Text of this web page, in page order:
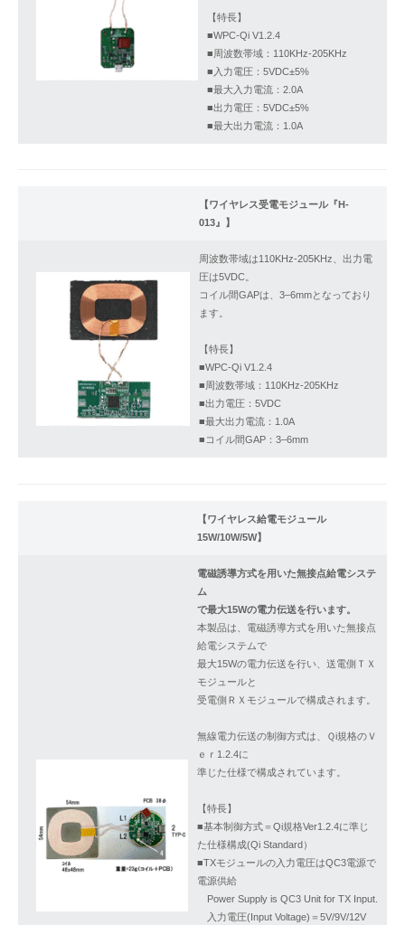
【特長】
■WPC-Qi V1.2.4
■周波数帯域：110KHz-205KHz
■入力電圧：5VDC±5%
■最大入力電流：2.0A
■出力電圧：5VDC±5%
■最大出力電流：1.0A
【ワイヤレス受電モジュール『H-
013』】
周波数帯域は110KHz-205KHz、出力電
圧は5VDC。
コイル間GAPは、3–6mmとなっており
ます。
【特長】
■WPC-Qi V1.2.4
■周波数帯域：110KHz-205KHz
■出力電圧：5VDC
■最大出力電流：1.0A
■コイル間GAP：3–6mm
【ワイヤレス給電モジュール
15W/10W/5W】
電磁誘導方式を用いた無接点給電システ
ム
で最大15Wの電力伝送を行います。
本製品は、電磁誘導方式を用いた無接点
給電システムで
最大15Wの電力伝送を行い、送電側ＴＸ
モジュールと
受電側ＲＸモジュールで構成されます。
無線電力伝送の制御方式は、Ｑi規格のＶ
ｅｒ1.2.4に
準じた仕様で構成されています。
【特長】
​■基本制御方式＝Qi規格Ver1.2.4に準じ
た仕様構成(Qi Standard）
​■TXモジュールの入力電圧はQC3電源で
電源供給
​ Power Supply is QC3 Unit for TX Input.
​ 入力電圧(Input Voltage)＝5V/9V/12V